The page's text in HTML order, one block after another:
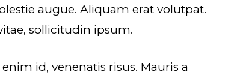
augue. Aliquam erat volutpat.
sollicitudin ipsum.
id, venenatis risus. Mauris a